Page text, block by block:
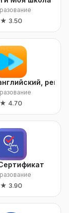
★ 3.50
★ 4.70
★ 3.90